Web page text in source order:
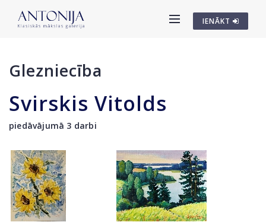
IENĀKT
Glezniecība
Svirskis Vitolds
piedāvājumā 3 darbi